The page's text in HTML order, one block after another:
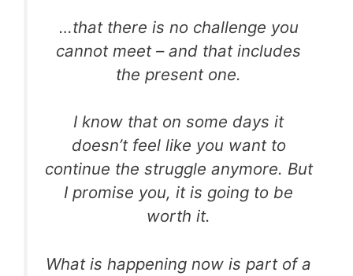
…that there is no challenge you
cannot meet – and that includes
the present one.
I know that on some days it
doesn’t feel like you want to
continue the struggle anymore. But
I promise you, it is going to be
worth it.
What is happening now is part of a